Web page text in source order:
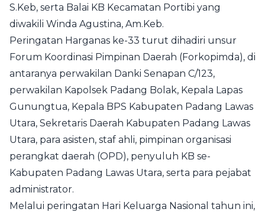
S.Keb, serta Balai KB Kecamatan Portibi yang
diwakili Winda Agustina, Am.Keb.
Peringatan Harganas ke-33 turut dihadiri unsur
Forum Koordinasi Pimpinan Daerah (Forkopimda), di
antaranya perwakilan Danki Senapan C/123,
perwakilan Kapolsek Padang Bolak, Kepala Lapas
Gunungtua, Kepala BPS Kabupaten Padang Lawas
Utara, Sekretaris Daerah Kabupaten Padang Lawas
Utara, para asisten, staf ahli, pimpinan organisasi
perangkat daerah (OPD), penyuluh KB se-
Kabupaten Padang Lawas Utara, serta para pejabat
administrator.
Melalui peringatan Hari Keluarga Nasional tahun ini,